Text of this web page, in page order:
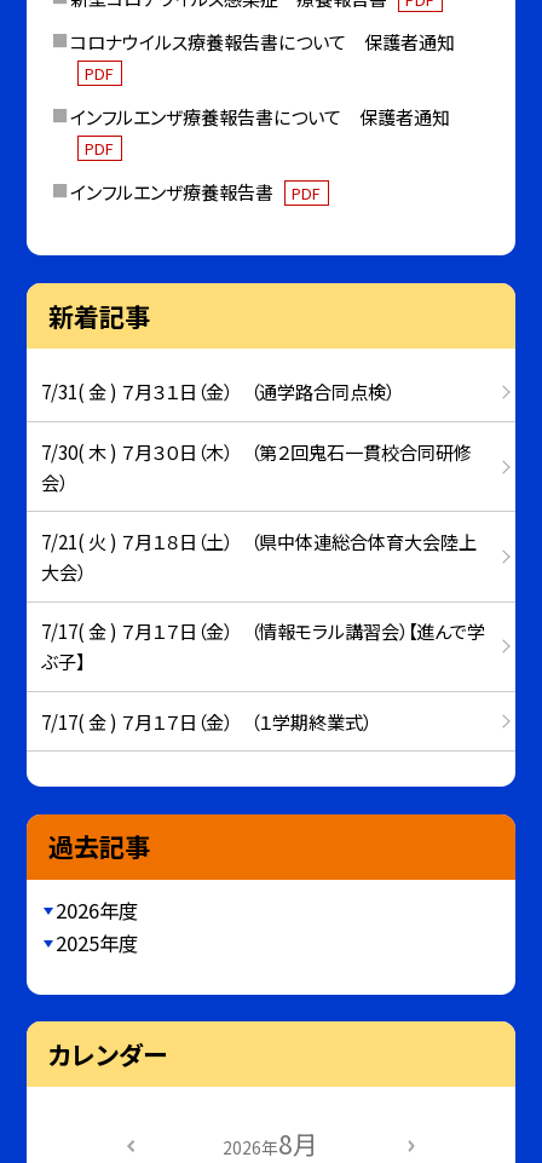
コロナウイルス療養報告書について 保護者通知
PDF
インフルエンザ療養報告書について 保護者通知
PDF
インフルエンザ療養報告書 PDF
新着記事
7/31( 金 ) ７月３１日（金） （通学路合同点検）
7/30( 木 ) ７月３０日（木） （第２回鬼石一貫校合同研修
会）
7/21( 火 ) ７月１８日（土） （県中体連総合体育大会陸上
大会）
7/17( 金 ) ７月１７日（金） （情報モラル講習会）【進んで学
ぶ子】
7/17( 金 ) ７月１７日（金） （１学期終業式）
過去記事
2026年度
2025年度
カレンダー
2026年8月